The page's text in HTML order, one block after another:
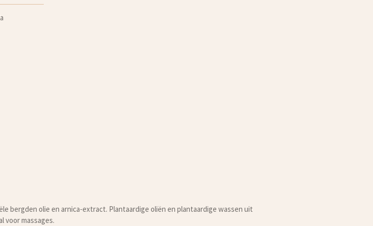
bergden olie en arnica-extract. Plantaardige oliën en plantaardige wassen uit
voor massages.